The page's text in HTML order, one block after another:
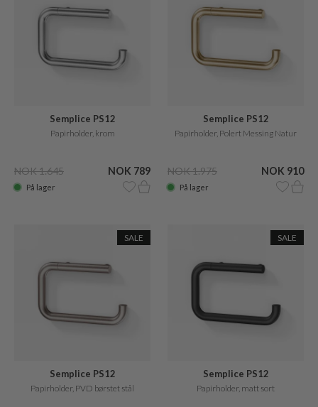
Semplice PS12
Papirholder, krom
NOK 1.645 NOK 789
På lager
Semplice PS12
Papirholder, Polert Messing Natur
NOK 1.975 NOK 910
På lager
SALE
Semplice PS12
Papirholder, PVD børstet stål
SALE
Semplice PS12
Papirholder, matt sort